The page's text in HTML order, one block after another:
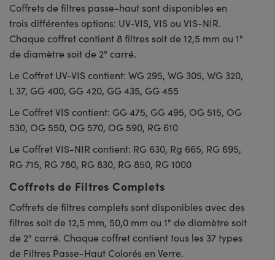
Coffrets de filtres passe-haut sont disponibles en
trois différentes options: UV-VIS, VIS ou VIS-NIR.
Chaque coffret contient 8 filtres soit de 12,5 mm ou 1"
de diamètre soit de 2" carré.
Le Coffret UV-VIS contient: WG 295, WG 305, WG 320,
L 37, GG 400, GG 420, GG 435, GG 455
Le Coffret VIS contient: GG 475, GG 495, OG 515, OG
530, OG 550, OG 570, OG 590, RG 610
Le Coffret VIS-NIR contient: RG 630, Rg 665, RG 695,
RG 715, RG 780, RG 830, RG 850, RG 1000
Coffrets de Filtres Complets
Coffrets de filtres complets sont disponibles avec des
filtres soit de 12,5 mm, 50,0 mm ou 1" de diamètre soit
de 2" carré. Chaque coffret contient tous les 37 types
de Filtres Passe-Haut Colorés en Verre.